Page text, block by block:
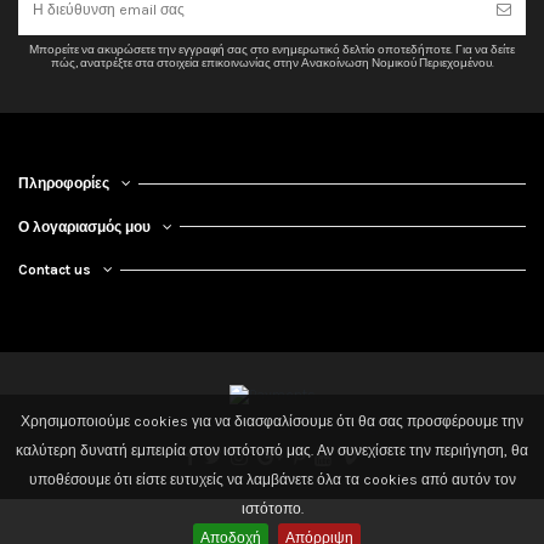
Καύσιμο Ξύλο / Μπρικέτα
Ετοιμοπαράδοτα
Τύπος Αερόθερμα
Μπορείτε να ακυρώσετε την εγγραφή σας στο ενημερωτικό δελτίο οποτεδήποτε. Για να δείτε
πώς, ανατρέξτε στα στοιχεία επικοινωνίας στην Ανακοίνωση Νομικού Περιεχομένου.
Πληροφορίες
Ο λογαριασμός μου
Contact us
2020 Powered by 3dd. Design By Tsilis. All Rights Reserved
Χρησιμοποιούμε cookies για να διασφαλίσουμε ότι θα σας προσφέρουμε την
καλύτερη δυνατή εμπειρία στον ιστότοπό μας. Αν συνεχίσετε την περιήγηση, θα
υποθέσουμε ότι είστε ευτυχείς να λαμβάνετε όλα τα cookies από αυτόν τον
ιστότοπο.
Αποδοχή
Απόρριψη